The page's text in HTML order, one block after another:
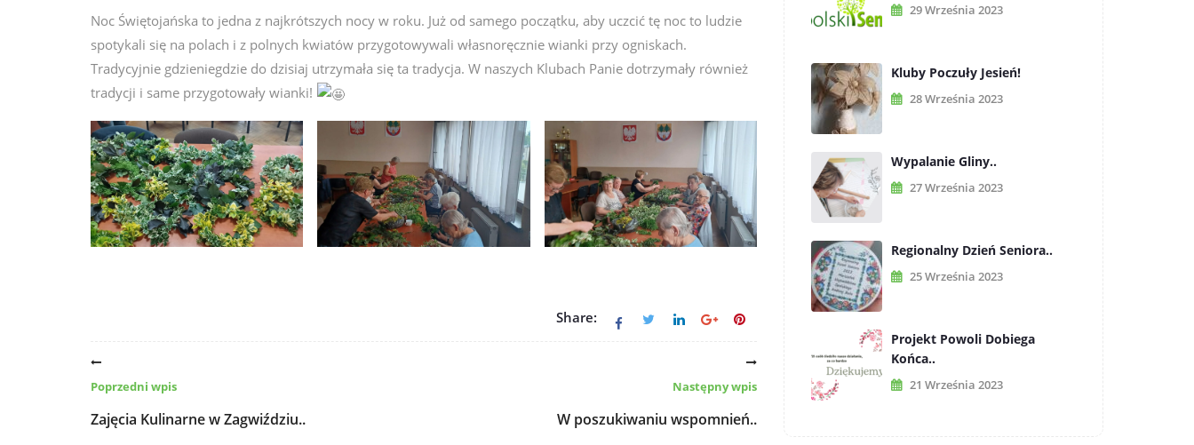
Noc Świętojańska to jedna z najkrótszych nocy w roku. Już od samego początku, aby uczcić tę noc to ludzie
spotykali się na polach i z polnych kwiatów przygotowywali własnoręcznie wianki przy ogniskach.
Tradycyjnie gdzieniegdzie do dzisiaj utrzymała się ta tradycja. W naszych Klubach Panie dotrzymały również
tradycji i same przygotowały wianki!
Share:
Poprzedni wpis
Zajęcia Kulinarne w Zagwiździu..
Następny wpis
W poszukiwaniu wspomnień..
29 Września 2023
Kluby Poczuły Jesień!
28 Września 2023
Wypalanie Gliny..
27 Września 2023
Regionalny Dzień Seniora..
25 Września 2023
Projekt Powoli Dobiega
Końca..
21 Września 2023